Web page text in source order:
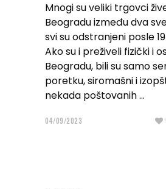
Mnogi su veliki trgovci
Beogradu između dva
svi su odstranjeni posle
Ako su i preživeli fizički i
Beogradu, bili su samo
poretku, siromašni i
nekada poštovanih
04/09/2023